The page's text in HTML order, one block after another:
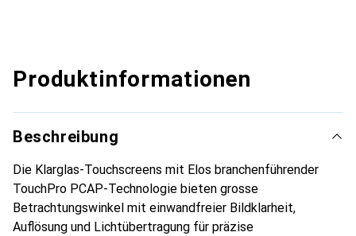
Produktinformationen
Beschreibung
Die Klarglas-Touchscreens mit Elos branchenführender
TouchPro PCAP-Technologie bieten grosse
Betrachtungswinkel mit einwandfreier Bildklarheit,
Auflösung und Lichtübertragung für präzise